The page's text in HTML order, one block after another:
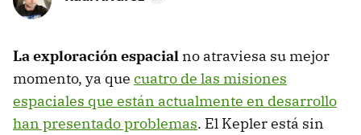
La exploración espacial no atraviesa su mejor
momento, ya que cuatro de las misiones
espaciales que están actualmente en desarrollo
han presentado problemas. El Kepler está sin